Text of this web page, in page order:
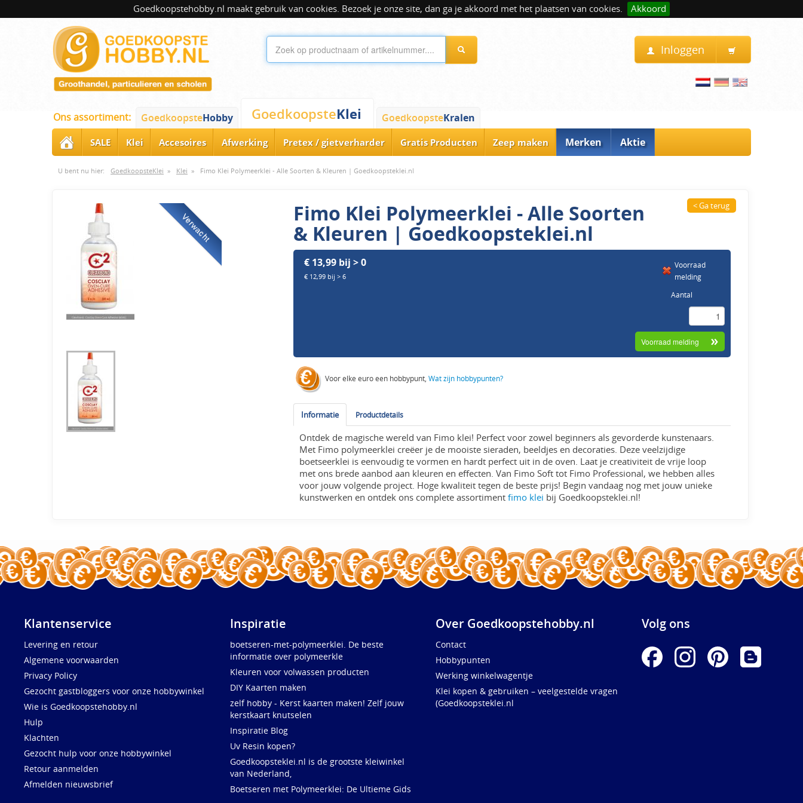
Goedkoopstehobby.nl maakt gebruik van cookies. Bezoek je onze site, dan ga je akkoord met het plaatsen van cookies. Akkoord
Inloggen
Ons assortiment: GoedkoopsteHobby GoedkoopsteKlei GoedkoopsteKralen
SALE Klei Accesoires Afwerking Pretex / gietverharder Gratis Producten Zeep maken Merken Aktie
U bent nu hier: GoedkoopsteKlei » Klei » Fimo Klei Polymeerklei - Alle Soorten & Kleuren | Goedkoopsteklei.nl
Verwacht Fimo Klei Polymeerklei - Alle Soorten
& Kleuren | Goedkoopsteklei.nl
< Ga terug
€ 13,99 bij > 0
€ 12,99 bij > 6
Voorraad
melding
Aantal
Voor elke euro een hobbypunt,Wat zijn hobbypunten?
Informatie Productdetails
Ontdek de magische wereld van Fimo klei! Perfect voor zowel beginners als gevorderde kunstenaars.
Met Fimo polymeerklei creëer je de mooiste sieraden, beeldjes en decoraties. Deze veelzijdige
boetseerklei is eenvoudig te vormen en hardt perfect uit in de oven. Laat je creativiteit de vrije loop
met ons brede aanbod aan kleuren en effecten. Van Fimo Soft tot Fimo Professional, we hebben alles
voor jouw volgende project. Hoge kwaliteit tegen de beste prijs! Begin vandaag nog met jouw unieke
kunstwerken en ontdek ons complete assortimentfimo klei bij Goedkoopsteklei.nl!
Klantenservice
Levering en retour
Algemene voorwaarden
Privacy Policy
Gezocht gastbloggers voor onze hobbywinkel
Wie is Goedkoopstehobby.nl
Hulp
Klachten
Gezocht hulp voor onze hobbywinkel
Retour aanmelden
Afmelden nieuwsbrief
Inspiratie
boetseren-met-polymeerklei. De beste
informatie over polymeerkle
Kleuren voor volwassen producten
DIY Kaarten maken
zelf hobby - Kerst kaarten maken! Zelf jouw
kerstkaart knutselen
Inspiratie Blog
Uv Resin kopen?
Goedkoopsteklei.nl is de grootste kleiwinkel
van Nederland,
Boetseren met Polymeerklei: De Ultieme Gids
Over Goedkoopstehobby.nl
Contact
Hobbypunten
Werking winkelwagentje
Klei kopen & gebruiken – veelgestelde vragen
(Goedkoopsteklei.nl
Volg ons